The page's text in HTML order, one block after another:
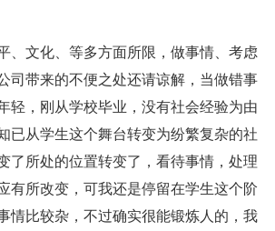
、文化、等多方面所限，做事情、考虑
司带来的不便之处还请谅解，当做错事
轻，刚从学校毕业，没有社会经验为由
已从学生这个舞台转变为纷繁复杂的社
了所处的位置转变了，看待事情，处理
有所改变，可我还是停留在学生这个阶
情比较杂，不过确实很能锻炼人的，我